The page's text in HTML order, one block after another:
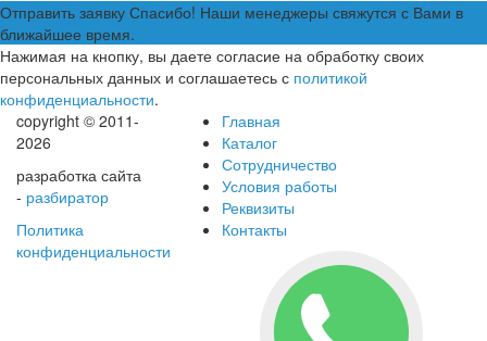
Отправить заявку Спасибо! Наши менеджеры свяжутся с Вами в
ближайшее время.
Нажимая на кнопку, вы даете согласие на обработку своих
персональных данных и соглашаетесь с политикой
конфиденциальности.
copyright © 2011-
2026
разработка сайта
- разбиратор
Политика
конфиденциальности
Главная
Каталог
Сотрудничество
Условия работы
Реквизиты
Контакты